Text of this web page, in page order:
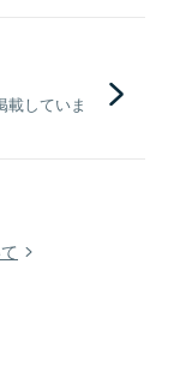
載していま